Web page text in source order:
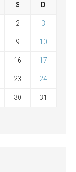
S D
2 3
9 10
16 17
23 24
30 31